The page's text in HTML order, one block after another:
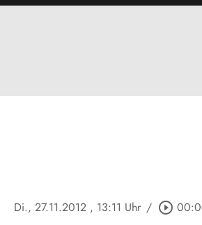
Di., 27.11.2012 , 13:11 Uhr / play_circle_outline